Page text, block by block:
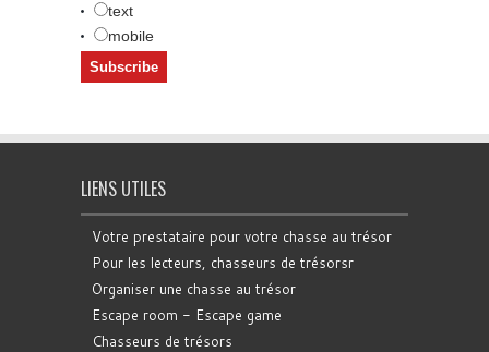
text
mobile
LIENS UTILES
Votre prestataire pour votre chasse au trésor
Pour les lecteurs, chasseurs de trésorsr
Organiser une chasse au trésor
Escape room - Escape game
Chasseurs de trésors